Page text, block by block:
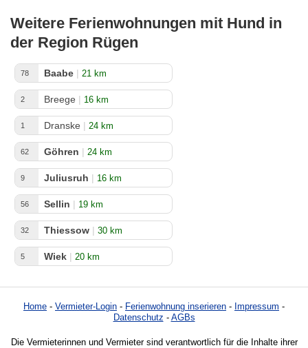
Weitere Ferienwohnungen mit Hund in
der Region Rügen
78 Baabe | 21 km
2 Breege | 16 km
1 Dranske | 24 km
62 Göhren | 24 km
9 Juliusruh | 16 km
56 Sellin | 19 km
32 Thiessow | 30 km
5 Wiek | 20 km
Home - Vermieter-Login - Ferienwohnung inserieren - Impressum -
Datenschutz - AGBs
Die Vermieterinnen und Vermieter sind verantwortlich für die Inhalte ihrer